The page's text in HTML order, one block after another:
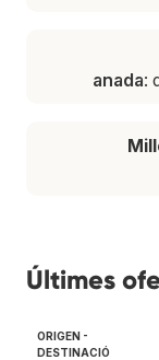
anada:
Últimes
ORIGEN -
DESTINACIÓ